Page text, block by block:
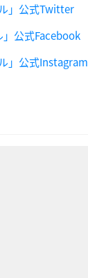
」公式Twitter
」公式Facebook
」公式Instagram